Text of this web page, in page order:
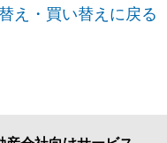
え・買い替えに戻る